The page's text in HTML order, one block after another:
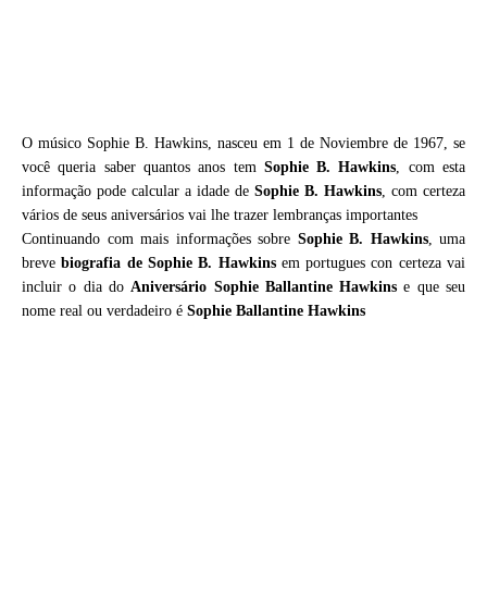
O músico Sophie B. Hawkins, nasceu em 1 de Noviembre de 1967, se
você queria saber quantos anos tem Sophie B. Hawkins, com esta
informação pode calcular a idade de Sophie B. Hawkins, com certeza
vários de seus aniversários vai lhe trazer lembranças importantes
Continuando com mais informações sobre Sophie B. Hawkins, uma
brevebiografia de Sophie B. Hawkinsem portugues con certeza vai
incluir o dia doAniversário Sophie Ballantine Hawkins e que seu
nome real ou verdadeiro é Sophie Ballantine Hawkins